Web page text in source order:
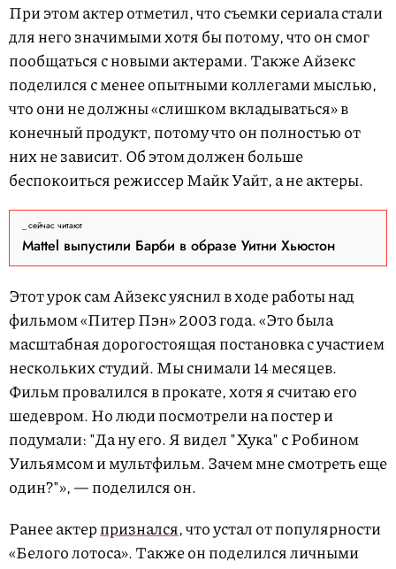
При этом актер отметил, что съемки сериала стали
для него значимыми хотя бы потому, что он смог
пообщаться с новыми актерами. Также Айзекс
поделился с менее опытными коллегами мыслью,
что они не должны «слишком вкладываться» в
конечный продукт, потому что он полностью от
них не зависит. Об этом должен больше
беспокоиться режиссер Майк Уайт, а не актеры.
сейчас читают
Mattel выпустили Барби в образе Уитни Хьюстон
Этот урок сам Айзекс уяснил в ходе работы над
фильмом «Питер Пэн» 2003 года. «Это была
масштабная дорогостоящая постановка с участием
нескольких студий. Мы снимали 14 месяцев.
Фильм провалился в прокате, хотя я считаю его
шедевром. Но люди посмотрели на постер и
подумали: "Да ну его. Я видел "Хука" с Робином
Уильямсом и мультфильм. Зачем мне смотреть еще
один?"», — поделился он.
Ранее актерпризнался, что устал от популярности
«Белого лотоса». Также он поделился личными